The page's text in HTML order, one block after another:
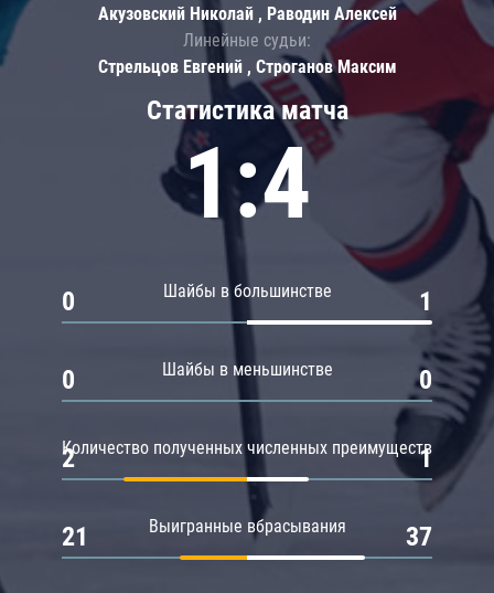
Статистика матча
1:4
Шайбы в большинстве
0 1
Шайбы в меньшинстве
0 0
Количество полученных численных преимуществ
2 1
Выигранные вбрасывания
21 37
Акузовский Николай , Раводин Алексей
Линейные судьи:
Стрельцов Евгений , Строганов Максим